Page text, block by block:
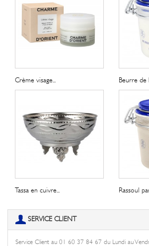
Crème visage... Beurre de
Tassa en cuivre... Rassoul
SERVICE CLIENT
Service Client au 01 60 37 84 67 du Lundi au